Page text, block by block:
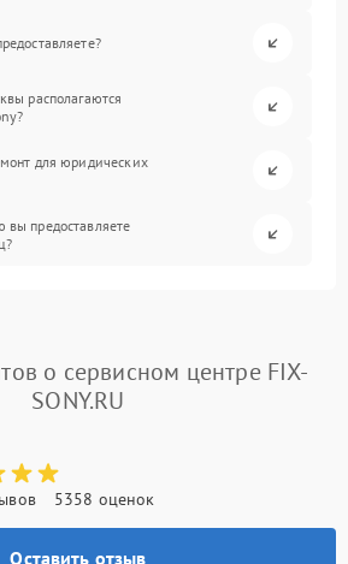
располагаются
для юридических
предоставляете
о сервисном центре FIX-
SONY.RU
5358 оценок
Оставить отзыв